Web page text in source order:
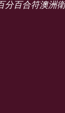
分百合符澳洲